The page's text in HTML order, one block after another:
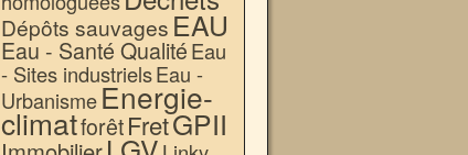
Dépôts sauvages EAU
Eau - Santé QualitéEau
- Sites industrielsEau -
UrbanismeEnergie-
climatforêtFretGPII